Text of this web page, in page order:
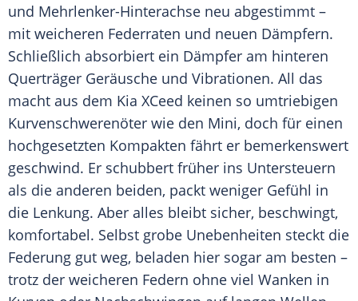
und Mehrlenker-Hinterachse neu abgestimmt –
mit weicheren Federraten und neuen Dämpfern.
Schließlich absorbiert ein Dämpfer am hinteren
Querträger Geräusche und Vibrationen. All das
macht aus dem Kia XCeed keinen so umtriebigen
Kurvenschwerenöter wie den Mini, doch für einen
hochgesetzten Kompakten fährt er bemerkenswert
geschwind. Er schubbert früher ins Untersteuern
als die anderen beiden, packt weniger Gefühl in
die Lenkung. Aber alles bleibt sicher, beschwingt,
komfortabel. Selbst grobe Unebenheiten steckt die
Federung gut weg, beladen hier sogar am besten –
trotz der weicheren Federn ohne viel Wanken in